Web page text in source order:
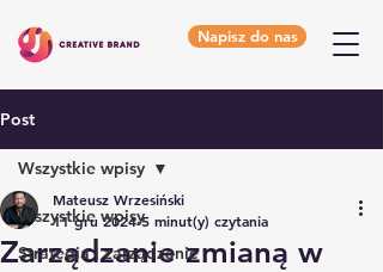
Napisz do nas
Post
Wszystkie wpisy
Strategia i zarządzanie
Wszystkie wpisy
Zarządzanie zmianą w
Mateusz Wrzesiński
11 gru 2024 5 minut(y) czytania